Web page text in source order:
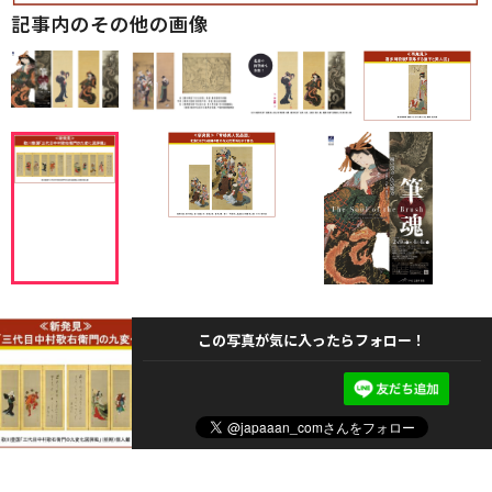
記事内のその他の画像
この写真が気に入ったらフォロー！